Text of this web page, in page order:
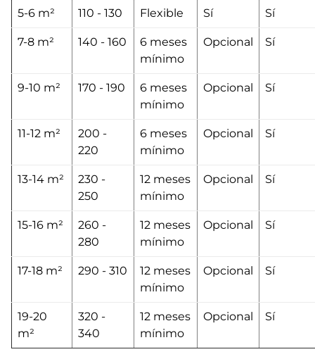
5-6 m² 110 - 130 Flexible Sí Sí
7-8 m² 140 - 160
6 meses
mínimo
Opcional Sí
9-10 m² 170 - 190
6 meses
mínimo
Opcional Sí
11-12 m²
200 -
220
6 meses
mínimo
Opcional Sí
13-14 m²
230 -
250
12 meses
mínimo
Opcional Sí
15-16 m²
260 -
280
12 meses
mínimo
Opcional Sí
17-18 m² 290 - 310
12 meses
mínimo
Opcional Sí
19-20
m²
320 -
340
12 meses
mínimo
Opcional Sí